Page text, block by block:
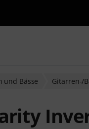
und Bässe Gitarren-/